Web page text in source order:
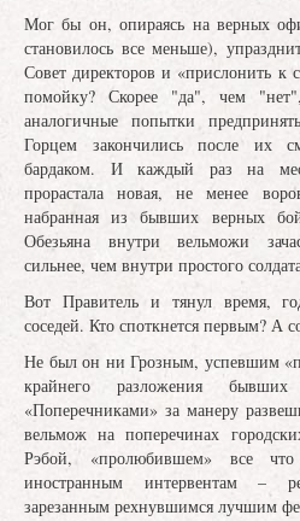
Мог бы он, опираясь на верных
становилось все меньше),
Совет директоров и «прислонить к
помойку? Скорее "да", чем
аналогичные попытки
Горцем закончились после их
бардаком. И каждый раз на
прорастала новая, не менее
набранная из бывших верных
Обезьяна внутри вельможи
сильнее, чем внутри простого
Вот Правитель и тянул время,
соседей. Кто споткнется первым? А
Не был он ни Грозным, успевшим
крайнего разложения бывших
«Поперечниками» за манеру
вельмож на поперечинах
Рэбой, «пролюбившем» все
иностранным интервентам –
зарезанным рехнувшимся лучшим